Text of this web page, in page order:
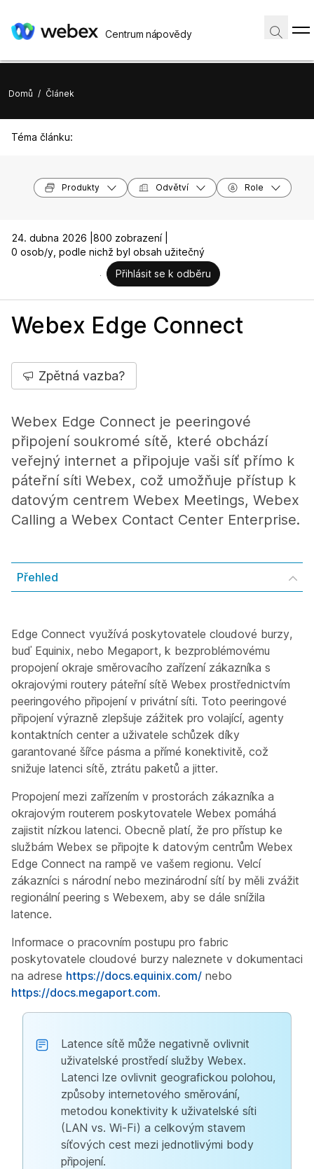
Centrum nápovědy
Domů / Článek
Téma článku:
Produkty Odvětví Role
24. dubna 2026 | 800 zobrazení |
0 osob/y, podle nichž byl obsah užitečný
Přihlásit se k odběru
Webex Edge Connect
Zpětná vazba?
Webex Edge Connect je peeringové
připojení soukromé sítě, které obchází
veřejný internet a připojuje vaši síť přímo k
páteřní síti Webex, což umožňuje přístup k
datovým centrem Webex Meetings, Webex
Calling a Webex Contact Center Enterprise.
Přehled
Edge Connect využívá poskytovatele cloudové burzy,
buď Equinix, nebo Megaport, k bezproblémovému
propojení okraje směrovacího zařízení zákazníka s
okrajovými routery páteřní sítě Webex prostřednictvím
peeringového připojení v privátní síti. Toto peeringové
připojení výrazně zlepšuje zážitek pro volající, agenty
kontaktních center a uživatele schůzek díky
garantované šířce pásma a přímé konektivitě, což
snižuje latenci sítě, ztrátu paketů a jitter.
Propojení mezi zařízením v prostorách zákazníka a
okrajovým routerem poskytovatele Webex pomáhá
zajistit nízkou latenci. Obecně platí, že pro přístup ke
službám Webex se připojte k datovým centrům Webex
Edge Connect na rampě ve vašem regionu. Velcí
zákazníci s národní nebo mezinárodní sítí by měli zvážit
regionální peering s Webexem, aby se dále snížila
latence.
Informace o pracovním postupu pro fabric
poskytovatele cloudové burzy naleznete v dokumentaci
na adrese https://docs.equinix.com/ nebo
https://docs.megaport.com.
Latence sítě může negativně ovlivnit
uživatelské prostředí služby Webex.
Latenci lze ovlivnit geografickou polohou,
způsoby internetového směrování,
metodou konektivity k uživatelské síti
(LAN vs. Wi-Fi) a celkovým stavem
síťových cest mezi jednotlivými body
připojení.